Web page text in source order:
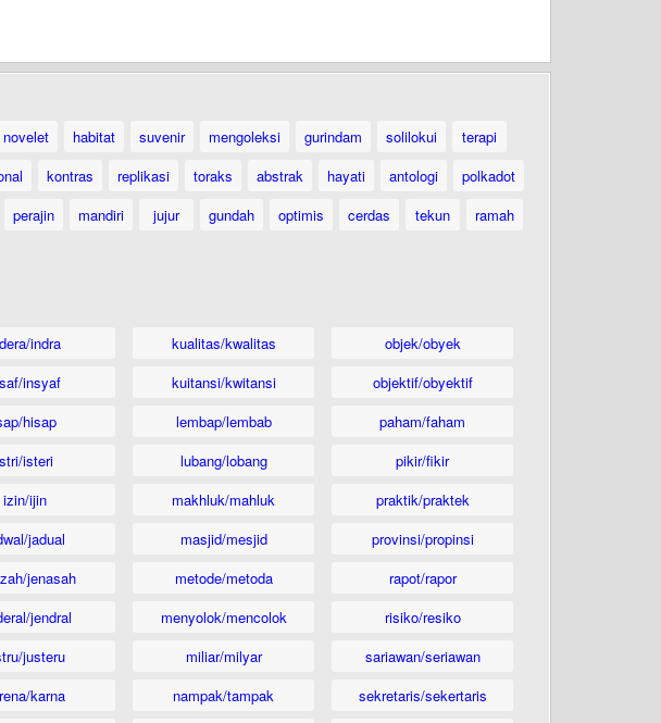
novelet habitat suvenir mengoleksi gurindam solilokui
terapi
kontras replikasi toraks abstrak hayati antologi
polkadot
perajin mandiri jujur gundah optimis cerdas tekun
ramah
indra
insyaf
hisap
isteri
izin/ijin
jadual
jenasah
jendral
justeru
karna
kualitas/kwalitas
kuitansi/kwitansi
lembap/lembab
lubang/lobang
makhluk/mahluk
masjid/mesjid
metode/metoda
menyolok/mencolok
miliar/milyar
nampak/tampak
objek/obyek
objektif/obyektif
paham/faham
pikir/fikir
praktik/praktek
provinsi/propinsi
rapot/rapor
risiko/resiko
sariawan/seriawan
sekretaris/sekertaris